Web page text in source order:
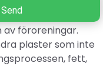
bör
av föroreningar.
plaster som inte
fett,
Send